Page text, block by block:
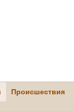
Происшествия